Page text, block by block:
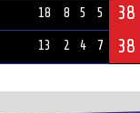
18 8 5 5 38
13 2 4 7 38